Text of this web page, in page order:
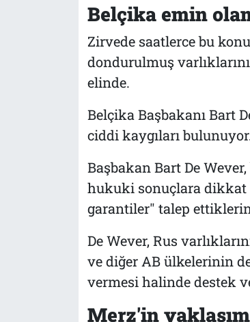
Belçika emin
Zirvede saatlerce bu
dondurulmuş
elinde.
Belçika Başbakanı Bart
ciddi kaygıları
Başbakan Bart De
hukuki sonuçlara dikkat
garantiler" talep
De Wever, Rus
ve diğer AB ülkelerinin
vermesi halinde destek
Merz'in